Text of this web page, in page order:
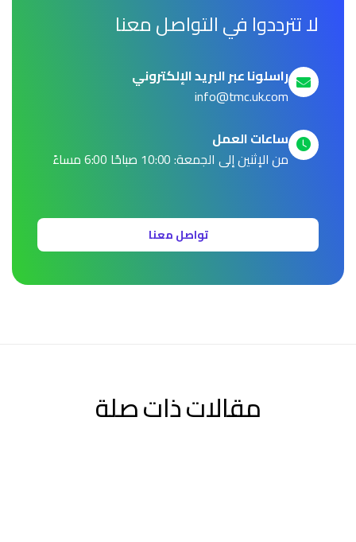
لا تترددوا في التواصل معنا
راسلونا عبر البريد الإلكتروني
info@tmc.uk.com
ساعات العمل
من الإثنين إلى الجمعة: 10:00 صباحًا 6:00 مساءً
تواصل معنا